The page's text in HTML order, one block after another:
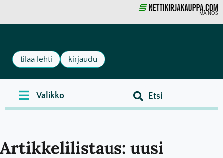
MAINOS
tilaa lehti kirjaudu
Artikkelilistaus: uusi